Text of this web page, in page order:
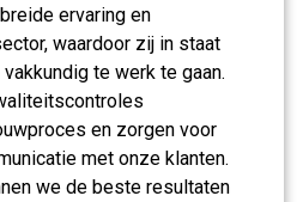
ervaring en
waardoor zij in staat
te werk te gaan.
en zorgen voor
met onze klanten.
we de beste resultaten